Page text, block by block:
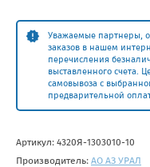
Уважаемые партнеры,
заказов в нашем
перечисления
выставленного счета.
самовывоза с
предварительной
Артикул: 4320Я-1303010-10
Производитель: АО АЗ УРАЛ